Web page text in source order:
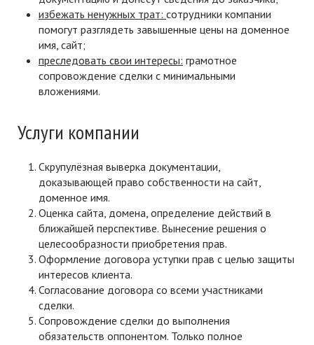
избежать ненужных трат: сотрудники компании
помогут разглядеть завышенные цены на доменное
имя, сайт;
преследовать свои интересы: грамотное
сопровождение сделки с минимальными
вложениями.
Услуги компании
Скрупулёзная выверка документации,
доказывающей право собственности на сайт,
доменное имя.
Оценка сайта, домена, определение действий в
ближайшей перспективе. Вынесение решения о
целесообразности приобретения прав.
Оформление договора уступки прав с целью защиты
интересов клиента.
Согласование договора со всеми участниками
сделки.
Сопровождение сделки до выполнения
обязательств оппонентом. Только полное